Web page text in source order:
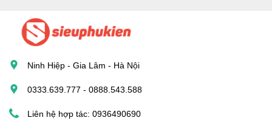
Ninh Hiệp - Gia Lâm - Hà Nội
0333.639.777 - 0888.543.588
Liên hệ hợp tác: 0936490690